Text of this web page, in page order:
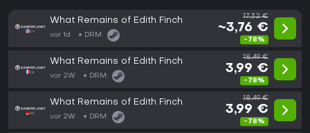
What Remains of Edith Finch
vor 1d DRM:
17,32 €
~3,76 €
-78%
What Remains of Edith Finch
vor 2W DRM:
18,49 €
3,99 €
-78%
What Remains of Edith Finch
vor 2W DRM:
18,49 €
3,99 €
-78%